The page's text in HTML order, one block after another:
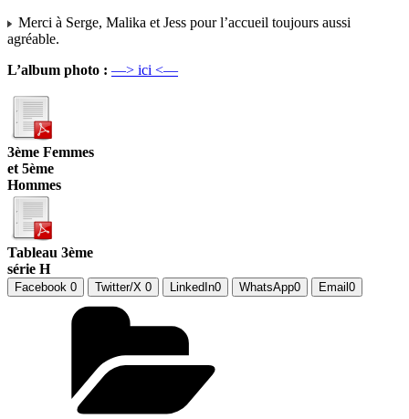
Merci à Serge, Malika et Jess pour l’accueil toujours aussi
agréable.
L’album photo : —> ici <—
3ème Femmes
et 5ème
Hommes
Tableau 3ème
série H
Facebook 0 Twitter/X 0 LinkedIn0 WhatsApp0 Email 0